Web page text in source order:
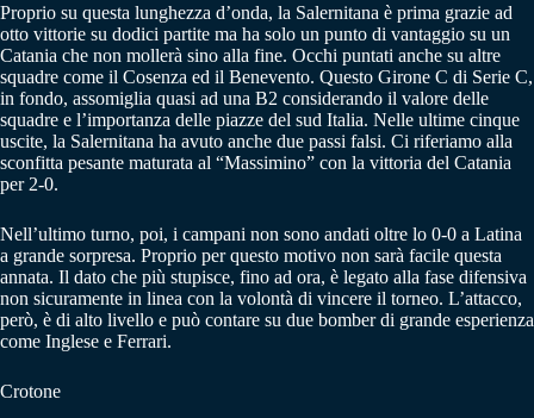
Proprio su questa lunghezza d’onda, la Salernitana è prima grazie ad
otto vittorie su dodici partite ma ha solo un punto di vantaggio su un
Catania che non mollerà sino alla fine. Occhi puntati anche su altre
squadre come il Cosenza ed il Benevento. Questo Girone C di Serie C,
in fondo, assomiglia quasi ad una B2 considerando il valore delle
squadre e l’importanza delle piazze del sud Italia. Nelle ultime cinque
uscite, la Salernitana ha avuto anche due passi falsi. Ci riferiamo alla
sconfitta pesante maturata al “Massimino” con la vittoria del Catania
per 2-0.
Nell’ultimo turno, poi, i campani non sono andati oltre lo 0-0 a Latina
a grande sorpresa. Proprio per questo motivo non sarà facile questa
annata. Il dato che più stupisce, fino ad ora, è legato alla fase difensiva
non sicuramente in linea con la volontà di vincere il torneo. L’attacco,
però, è di alto livello e può contare su due bomber di grande esperienza
come Inglese e Ferrari.
Crotone